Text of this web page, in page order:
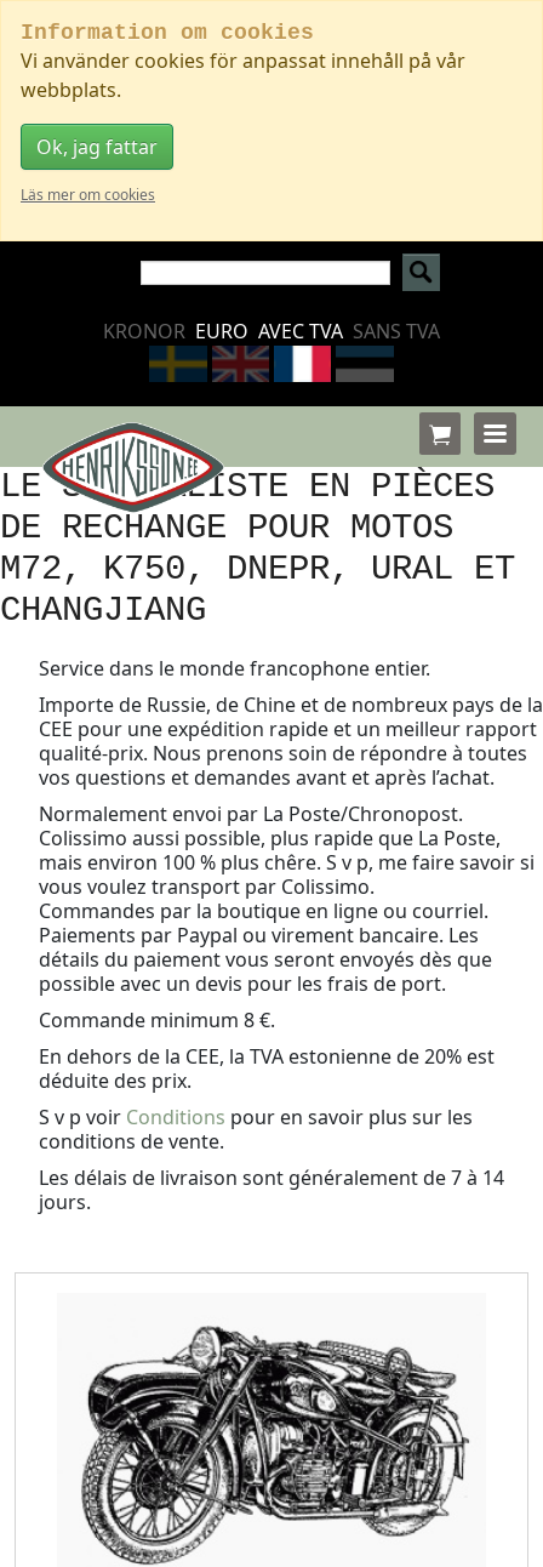
Information om cookies
Vi använder cookies för anpassat innehåll på vår
webbplats.
Ok, jag fattar
Läs mer om cookies
KRONOR EURO AVEC TVA SANS TVA
LE SPÉCIALISTE EN PIÈCES
DE RECHANGE POUR MOTOS
M72, K750, DNEPR, URAL ET
CHANGJIANG
Service dans le monde francophone entier.
Importe de Russie, de Chine et de nombreux pays de la
CEE pour une expédition rapide et un meilleur rapport
qualité-prix. Nous prenons soin de répondre à toutes
vos questions et demandes avant et après l’achat.
Normalement envoi par La Poste/Chronopost.
Colissimo aussi possible, plus rapide que La Poste,
mais environ 100 % plus chêre. S v p, me faire savoir si
vous voulez transport par Colissimo.
Commandes par la boutique en ligne ou courriel.
Paiements par Paypal ou virement bancaire. Les
détails du paiement vous seront envoyés dès que
possible avec un devis pour les frais de port.
Commande minimum 8 €.
En dehors de la CEE, la TVA estonienne de 20% est
déduite des prix.
S v p voir Conditions pour en savoir plus sur les
conditions de vente.
Les délais de livraison sont généralement de 7 à 14
jours.